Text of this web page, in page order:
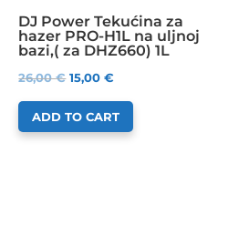
DJ Power Tekućina za
hazer PRO-H1L na uljnoj
bazi,( za DHZ660) 1L
26,00€ 15,00€
ADD TO CART